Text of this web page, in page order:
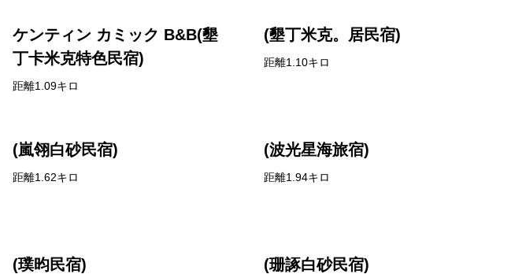
ケンティン カミック B&B(墾
丁卡米克特色民宿)
距離1.09キロ
(墾丁米克。居民宿)
距離1.10キロ
(嵐翎白砂民宿)
距離1.62キロ
(波光星海旅宿)
距離1.94キロ
(璞昀民宿) (珊諑白砂民宿)